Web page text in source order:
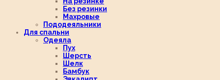
Без резинки
Махровые
Пододеяльники
Для спальни
Одеяла
Пух
Шерсть
Шелк
Бамбук